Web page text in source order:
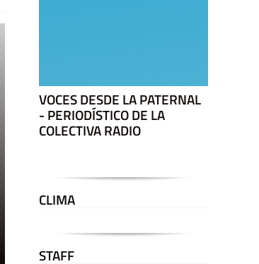
VOCES DESDE LA PATERNAL
- PERIODÍSTICO DE LA
COLECTIVA RADIO
CLIMA
STAFF